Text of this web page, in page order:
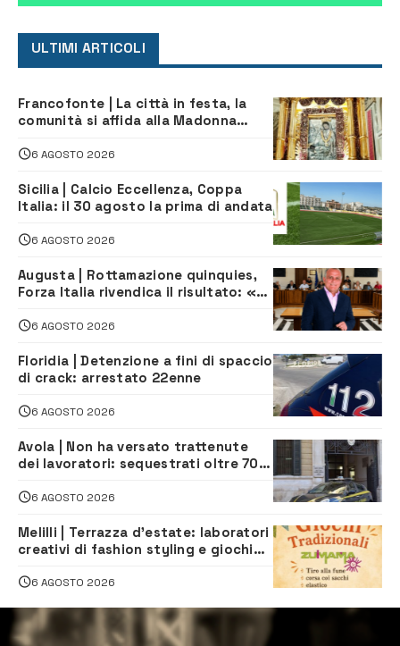
ULTIMI ARTICOLI
Francofonte | La città in festa, la
comunità si affida alla Madonna
6 AGOSTO 2026
Sicilia | Calcio Eccellenza, Coppa
Italia: il 30 agosto la prima di andata
6 AGOSTO 2026
Augusta | Rottamazione quinquies,
Forza Italia rivendica il risultato: «La
6 AGOSTO 2026
Floridia | Detenzione a fini di spaccio
di crack: arrestato 22enne
6 AGOSTO 2026
Avola | Non ha versato trattenute
dei lavoratori: sequestrati oltre 700
climatizzazione
6 AGOSTO 2026
Melilli | Terrazza d’estate: laboratori
creativi di fashion styling e giochi
iscriversi
6 AGOSTO 2026